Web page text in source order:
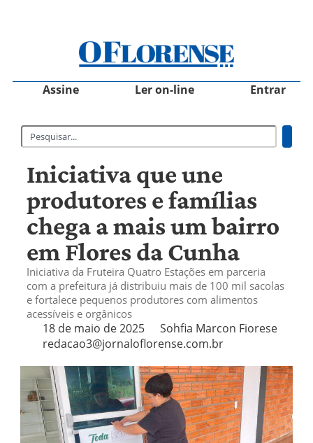
Assine Ler on-line Entrar
Iniciativa que une
produtores e famílias
chega a mais um bairro
em Flores da Cunha
Iniciativa da Fruteira Quatro Estações em parceria
com a prefeitura já distribuiu mais de 100 mil sacolas
e fortalece pequenos produtores com alimentos
acessíveis e orgânicos
18 de maio de 2025
Sohfia Marcon Fiorese
redacao3@jornaloflorense.com.br